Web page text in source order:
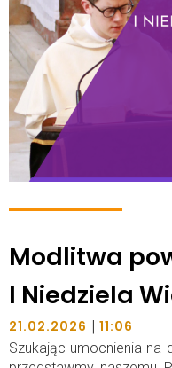
Modlitwa
I Niedziela
21.02.2026 | 11:06
Szukając umocnienia na